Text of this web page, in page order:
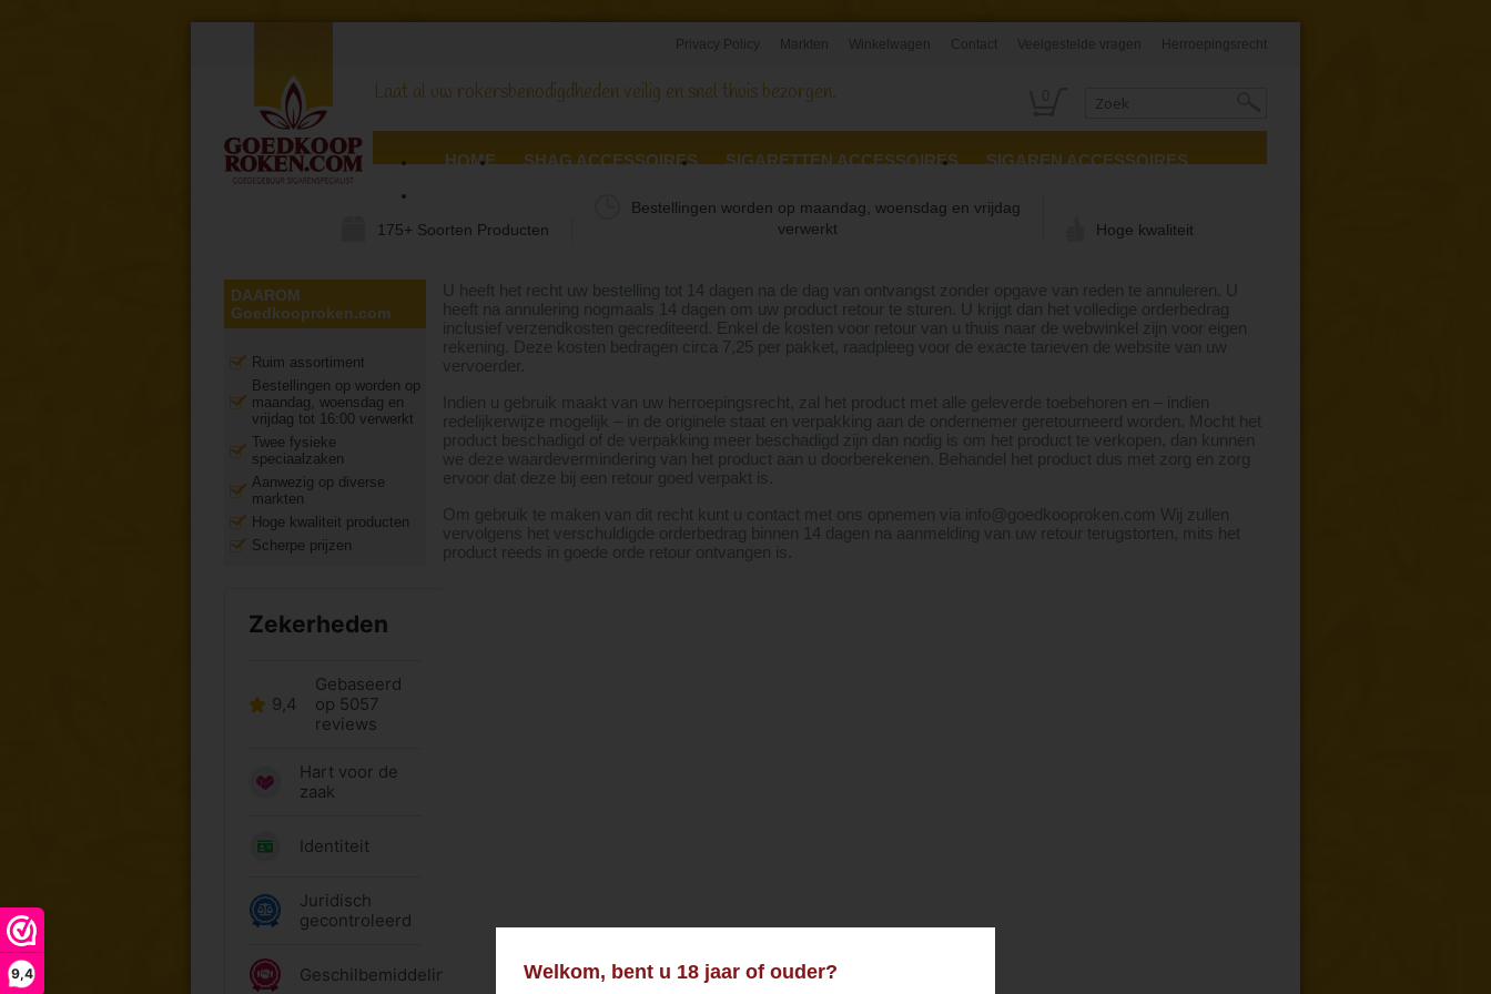
9,4
Privacy Policy Markten Winkelwagen Contact Veelgestelde vragen Herroepingsrecht
Laat al uw rokersbenodigdheden veilig en snel thuis bezorgen.
HOME SHAG ACCESSOIRES SIGARETTEN ACCESSOIRES
SIGAREN ACCESSOIRES
175+ Soorten Producten
Bestellingen worden op maandag, woensdag en vrijdag
verwerkt
Hoge kwaliteit
DAAROM
Goedkooproken.com
Ruim assortiment
Bestellingen op worden op
maandag, woensdag en
vrijdag tot 16:00 verwerkt
Twee fysieke
speciaalzaken
Aanwezig op diverse
markten
Hoge kwaliteit producten
Scherpe prijzen
U heeft het recht uw bestelling tot 14 dagen na de dag van ontvangst zonder opgave van reden te annuleren. U
heeft na annulering nogmaals 14 dagen om uw product retour te sturen. U krijgt dan het volledige orderbedrag
inclusief verzendkosten gecrediteerd. Enkel de kosten voor retour van u thuis naar de webwinkel zijn voor eigen
rekening. Deze kosten bedragen circa 7,25 per pakket, raadpleeg voor de exacte tarieven de website van uw
vervoerder.
Indien u gebruik maakt van uw herroepingsrecht, zal het product met alle geleverde toebehoren en – indien
redelijkerwijze mogelijk – in de originele staat en verpakking aan de ondernemer geretourneerd worden. Mocht het
product beschadigd of de verpakking meer beschadigd zijn dan nodig is om het product te verkopen, dan kunnen
we deze waardevermindering van het product aan u doorberekenen. Behandel het product dus met zorg en zorg
ervoor dat deze bij een retour goed verpakt is.
Om gebruik te maken van dit recht kunt u contact met ons opnemen via info@goedkooproken.com Wij zullen
vervolgens het verschuldigde orderbedrag binnen 14 dagen na aanmelding van uw retour terugstorten, mits het
product reeds in goede orde retour ontvangen is.
Welkom, bent u 18 jaar of ouder?